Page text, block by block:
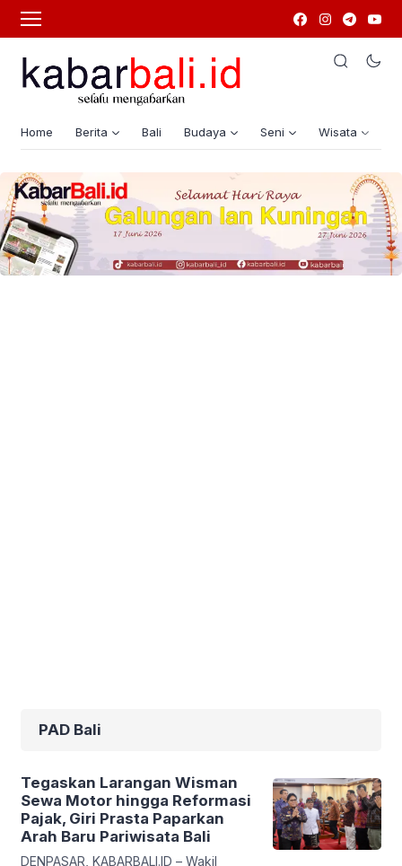
Home Berita Bali Budaya Seni Wisata
PAD Bali
Tegaskan Larangan Wisman
Sewa Motor hingga Reformasi
Pajak, Giri Prasta Paparkan
Arah Baru Pariwisata Bali
DENPASAR, KABARBALI.ID – Wakil